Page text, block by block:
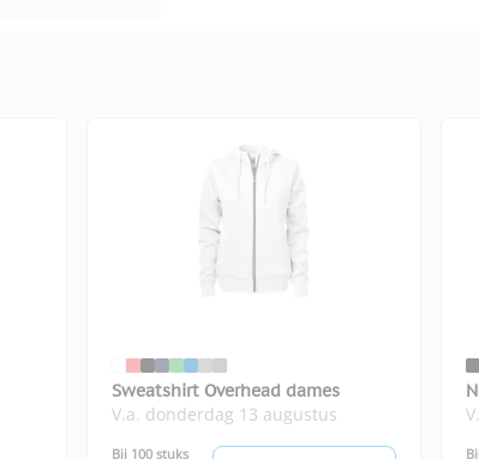
Sweatshirt Overhead dames
V.a. donderdag 13 augustus
Bij 100 stuks